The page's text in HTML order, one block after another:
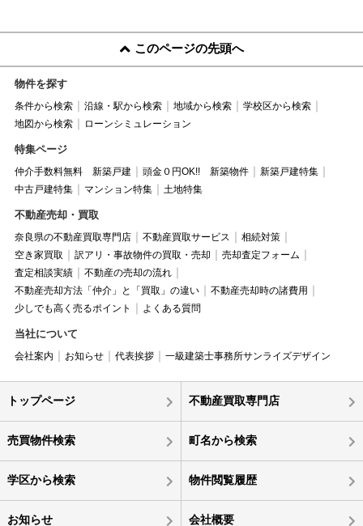
このページの先頭へ
物件を探す
条件から検索 沿線・駅から検索 地域から検索
学校区から検索
地図から検索
ローンシミュレーション
特集ページ
仲介手数料無料 新築戸建 頭金０円OK!! 新築物件
新築戸建特集
中古戸建特集
マンション特集 土地特集
不動産売却・買取
奈良県の不動産買取専門店 不動産買取サービス
相続対策
空き家買取
訳アリ・事故物件の買取・売却
売却査定フォーム
査定相談実績
不動産の売却の流れ
不動産売却方法「仲介」と「買取」の違い
不動産売却時の諸費用
少しでも高く売るポイント
よくある質問
当社について
会社案内 お知らせ 代表挨拶 一級建築士事務所サンライズデザイン
トップページ 不動産買取専門店
売買物件検索 町名から検索
学区から検索 物件閲覧履歴
お知らせ 会社概要